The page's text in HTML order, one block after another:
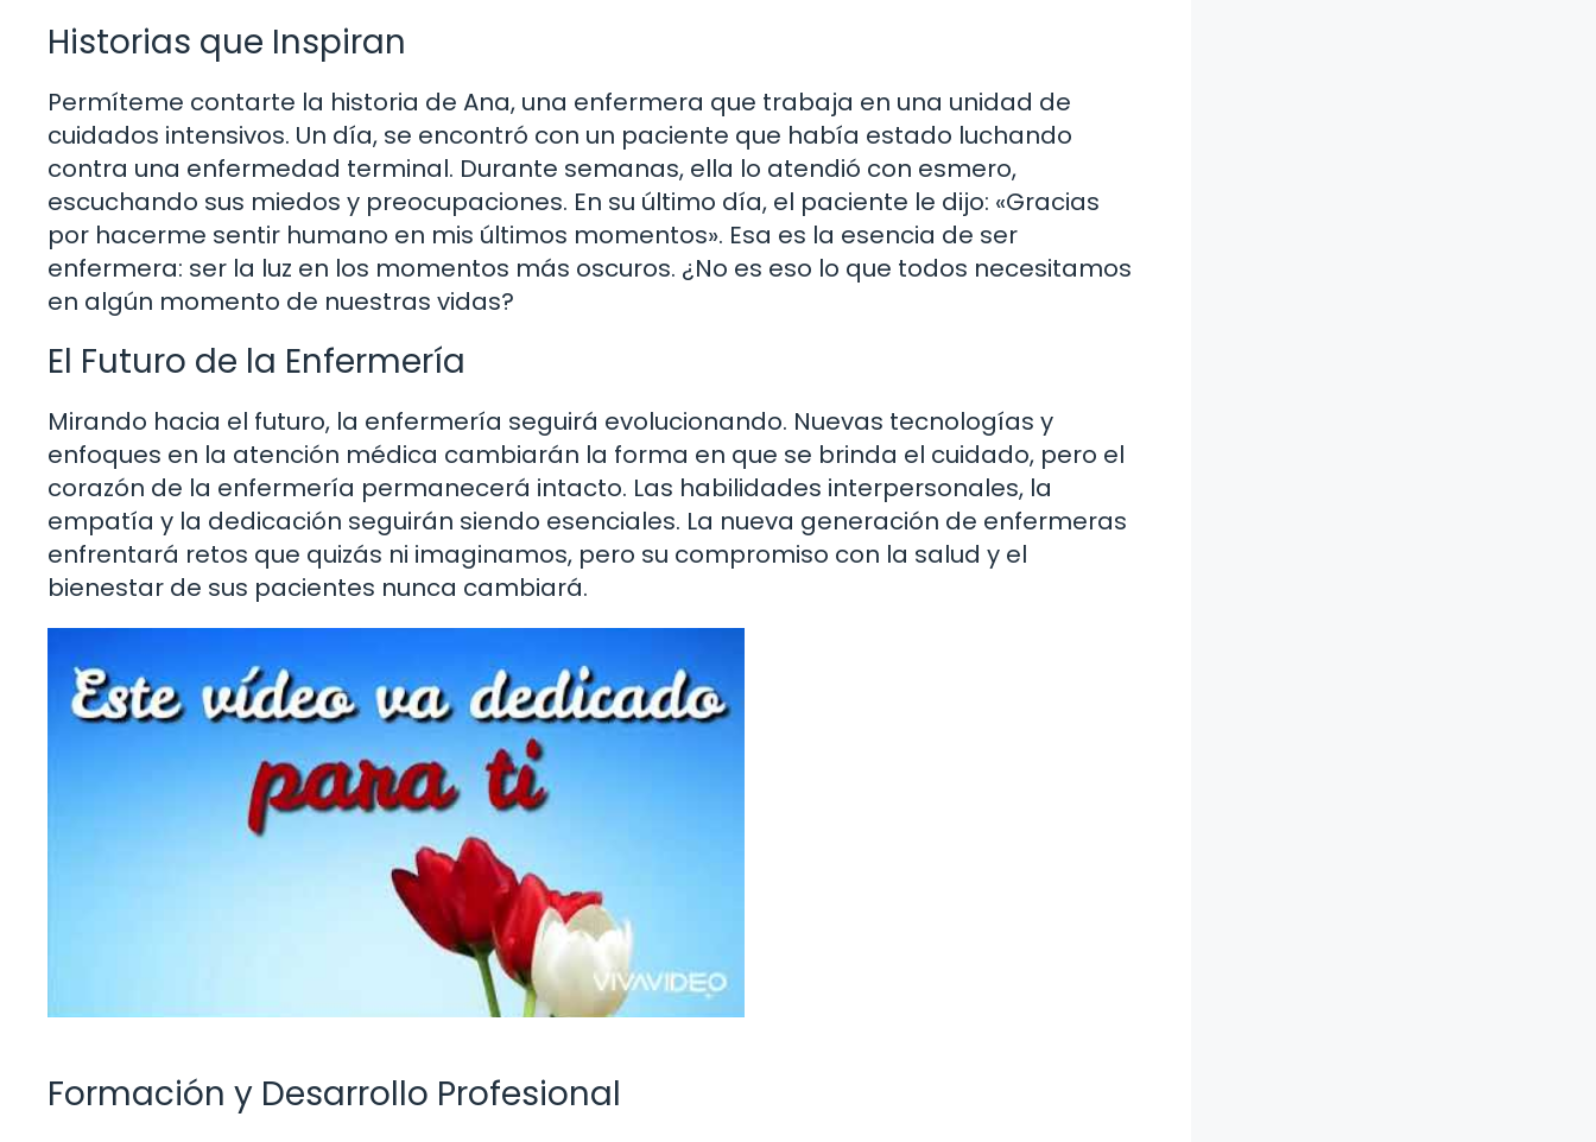
Historias que Inspiran
Permíteme contarte la historia de Ana, una enfermera que trabaja en una unidad de
cuidados intensivos. Un día, se encontró con un paciente que había estado luchando
contra una enfermedad terminal. Durante semanas, ella lo atendió con esmero,
escuchando sus miedos y preocupaciones. En su último día, el paciente le dijo: «Gracias
por hacerme sentir humano en mis últimos momentos». Esa es la esencia de ser
enfermera: ser la luz en los momentos más oscuros. ¿No es eso lo que todos necesitamos
en algún momento de nuestras vidas?
El Futuro de la Enfermería
Mirando hacia el futuro, la enfermería seguirá evolucionando. Nuevas tecnologías y
enfoques en la atención médica cambiarán la forma en que se brinda el cuidado, pero el
corazón de la enfermería permanecerá intacto. Las habilidades interpersonales, la
empatía y la dedicación seguirán siendo esenciales. La nueva generación de enfermeras
enfrentará retos que quizás ni imaginamos, pero su compromiso con la salud y el
bienestar de sus pacientes nunca cambiará.
Formación y Desarrollo Profesional